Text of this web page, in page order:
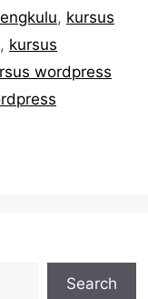
, kursus
, kursus
wordpress
Search